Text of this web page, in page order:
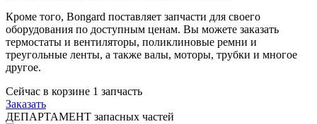
Кроме того, Bongard поставляет запчасти для своего
оборудования по доступным ценам. Вы можете заказать
термостаты и вентиляторы, поликлиновые ремни и
треугольные ленты, а также валы, моторы, трубки и многое
другое.
Сейчас в корзине 1 запчасть
Заказать
ДЕПАРТАМЕНТ запасных частей